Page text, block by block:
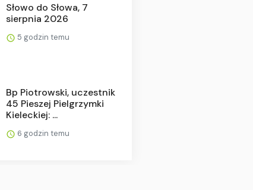
Słowo do Słowa, 7
sierpnia 2026
5 godzin temu
Bp Piotrowski, uczestnik
45 Pieszej Pielgrzymki
Kieleckiej: ...
6 godzin temu